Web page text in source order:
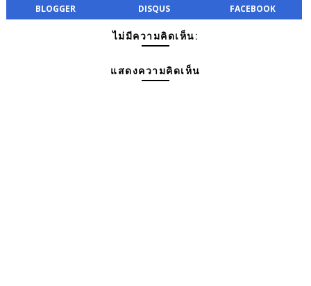
BLOGGER DISQUS FACEBOOK
ไม่มีความคิดเห็น:
แสดงความคิดเห็น